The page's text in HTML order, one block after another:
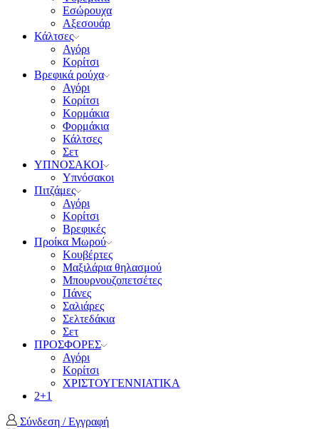
Εσώρουχα
Αξεσουάρ
Κάλτσες
Αγόρι
Κορίτσι
Βρεφικά ρούχα
Αγόρι
Κορίτσι
Κορμάκια
Φορμάκια
Κάλτσες
Σετ
ΥΠΝΟΣΑΚΟΙ
Υπνόσακοι
Πιτζάμες
Αγόρι
Κορίτσι
Βρεφικές
Προίκα Μωρού
Κουβέρτες
Μαξιλάρια θηλασμού
Μπουρνουζοπετσέτες
Πάνες
Σαλιάρες
Σελτεδάκια
Σετ
ΠΡΟΣΦΟΡΕΣ
Αγόρι
Κορίτσι
ΧΡΙΣΤΟΥΓΕΝΝΙΑΤΙΚΑ
2+1
Σύνδεση / Εγγραφή